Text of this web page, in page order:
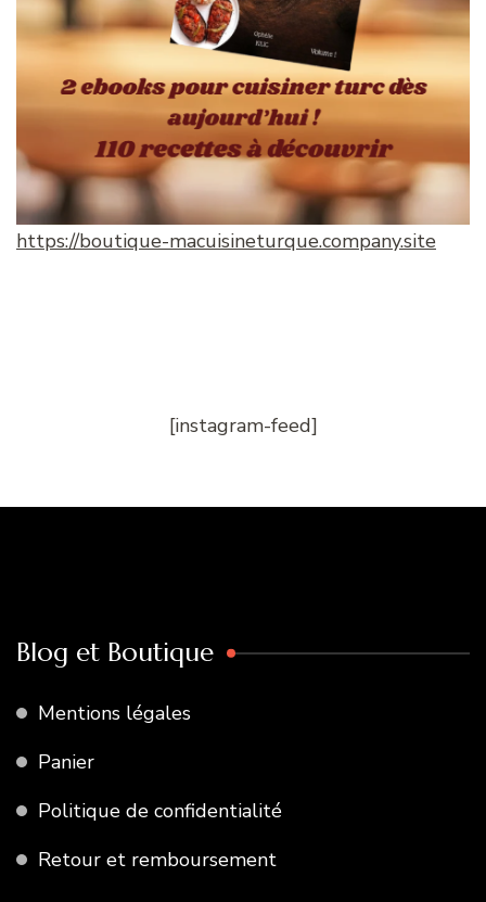
https://boutique-macuisineturque.company.site
[instagram-feed]
Blog et Boutique
Mentions légales
Panier
Politique de confidentialité
Retour et remboursement